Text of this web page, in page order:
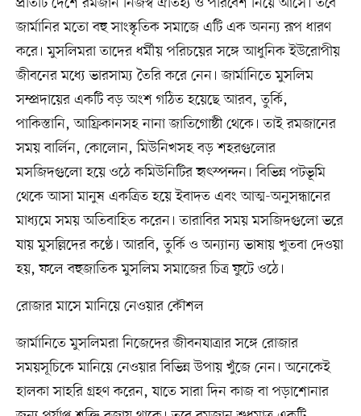
জার্মানির মতো বহু সাংস্কৃতিক সমাজে এটি এক অনন্য রূপ ধারণ
করে। মুসলিমরা তাদের ধর্মীয় পরিচয়ের সঙ্গে আধুনিক ইউরোপীয়
জীবনের মধ্যে ভারসাম্য তৈরি করে নেন। জার্মানিতে মুসলিম
সম্প্রদায়ের একটি বড় অংশ গঠিত হয়েছে আরব, তুর্কি,
পাকিস্তানি, আফ্রিকানসহ নানা জাতিগোষ্ঠী থেকে। তাই রমজানের
সময় বার্লিন, কোলোন, মিউনিখসহ বড় শহরগুলোর
মসজিদগুলো হয়ে ওঠে কমিউনিটির হৃৎস্পন্দন। বিভিন্ন পটভূমি
থেকে আসা মানুষ একত্রিত হয়ে ইবাদত এবং আত্ম-অনুসন্ধানের
মাধ্যমে সময় অতিবাহিত করেন। তারাবির সময় মসজিদগুলো ভরে
যায় মুসল্লিদের কণ্ঠে। আরবি, তুর্কি ও অন্যান্য ভাষায় খুতবা দেওয়া
হয়, ফলে বহুজাতিক মুসলিম সমাজের চিত্র ফুটে ওঠে।
রোজার মাসে মানিয়ে নেওয়ার কৌশল
জার্মানিতে মুসলিমরা নিজেদের জীবনযাত্রার সঙ্গে রোজার
সময়সূচিকে মানিয়ে নেওয়ার বিভিন্ন উপায় খুঁজে নেন। অনেকেই
হালকা সাহরি গ্রহণ করেন, যাতে সারা দিন কাজ বা পড়াশোনার